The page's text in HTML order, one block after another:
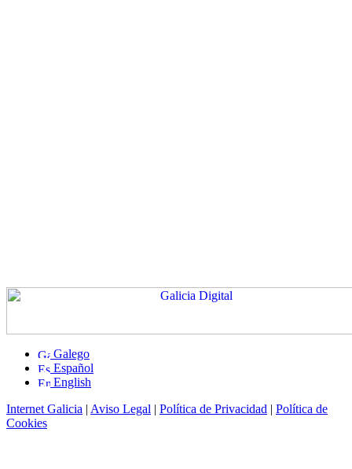
Galego
Español
English
Internet Galicia | Aviso Legal | Política de Privacidad | Política de
Cookies